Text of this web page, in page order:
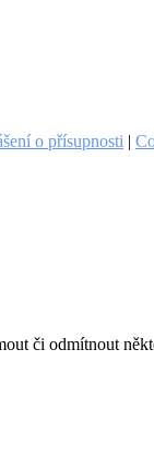
o přísupnosti |
či odmítnout